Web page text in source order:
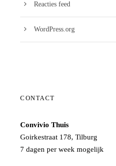
Reacties feed
WordPress.org
CONTACT
Convivio Thuis
Goirkestraat 178, Tilburg
7 dagen per week mogelijk